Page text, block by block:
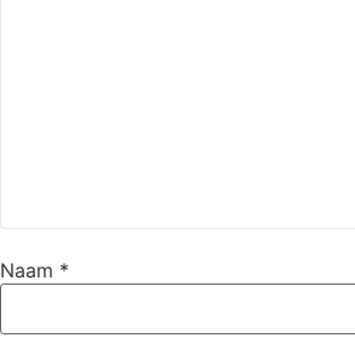
Naam *